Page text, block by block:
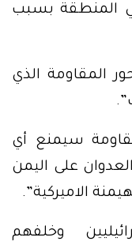
المنطقة بسبب
المقاومة الذي
سيمنع أي
على اليمن
الاميركية”.
وخلفهم